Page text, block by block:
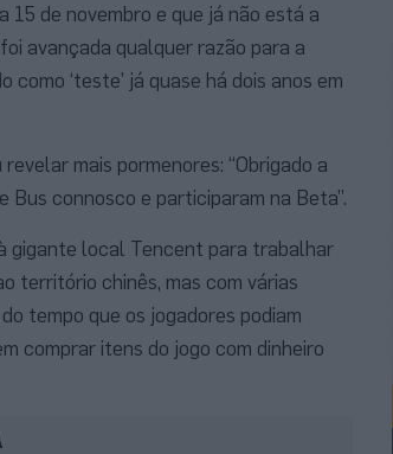
15 de novembro e que já não está a
avançada qualquer razão para a
‘teste’ já quase há dois anos em
mais pormenores: “Obrigado a
connosco e participaram na Beta”.
gigante local Tencent para trabalhar
território chinês, mas com várias
tempo que os jogadores podiam
comprar itens do jogo com dinheiro